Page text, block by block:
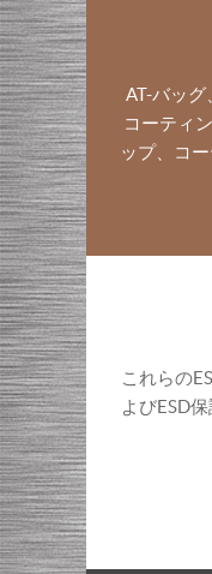
AT-バッ
コーティ
ップ、コ
これらの
よびESD